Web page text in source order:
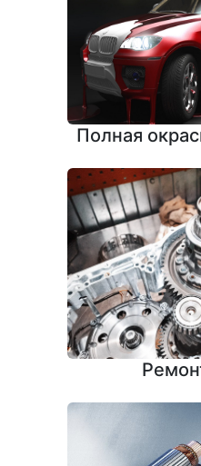
Полная